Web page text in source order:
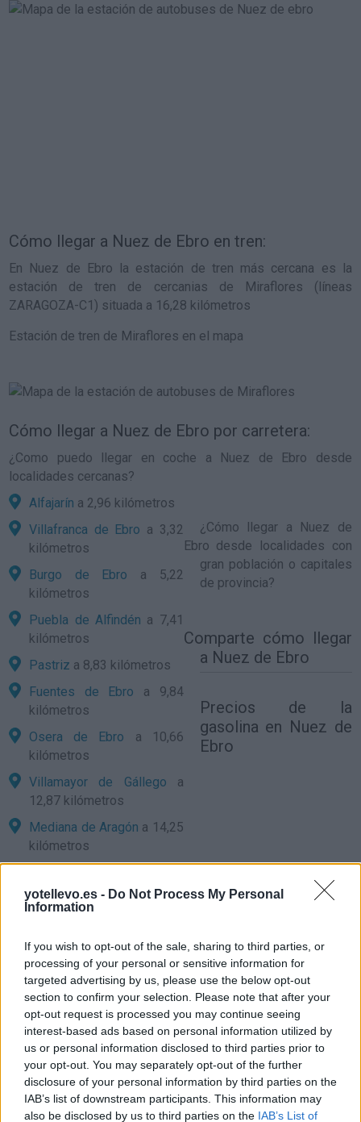
yotellevo.es - Do Not Process My Personal
Information
If you wish to opt-out of the sale, sharing to third parties, or
processing of your personal or sensitive information for
targeted advertising by us, please use the below opt-out
section to confirm your selection. Please note that after your
opt-out request is processed you may continue seeing
interest-based ads based on personal information utilized by
us or personal information disclosed to third parties prior to
your opt-out. You may separately opt-out of the further
disclosure of your personal information by third parties on the
IAB’s list of downstream participants. This information may
also be disclosed by us to third parties on the IAB’s List of
Cómo llegar a Nuez de Ebro en tren:
En Nuez de Ebro la estación de tren más cercana es la
estación de tren de cercanias de Miraflores (líneas
ZARAGOZA-C1) situada a 16,28 kilómetros
Estación de tren de Miraflores en el mapa
Cómo llegar a Nuez de Ebro por carretera:
¿Como puedo llegar en coche a Nuez de Ebro desde
localidades cercanas?
Alfajarín a 2,96 kilómetros
Villafranca de Ebro a 3,32
kilómetros
Burgo de Ebro a 5,22
kilómetros
Puebla de Alfindén a 7,41
kilómetros
Pastriz a 8,83 kilómetros
Fuentes de Ebro a 9,84
kilómetros
Osera de Ebro a 10,66
kilómetros
Villamayor de Gállego a
12,87 kilómetros
Mediana de Aragón a 14,25
kilómetros
¿ Cómo llegar a Nuez de
Ebro desde localidades con
gran población o capitales
de provincia?
Zaragozaa 17,71
Huescaa 64,86 kilómetros
Lleidaa 108,68 kilómetros
Teruela 143,40 kilómetros
Soria a 149,35 kilómetros
Pamplonaa 157,96
kilómetros
Tarragonaa 169,20
kilómetros
Comparte cómo llegar
a Nuez de Ebro
Precios de la
gasolina en Nuez de
Ebro